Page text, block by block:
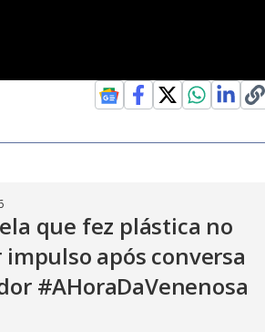
que fez plástica no
após conversa
#AHoraDaVenenosa